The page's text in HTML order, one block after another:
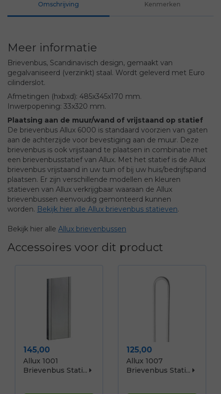
Omschrijving Kenmerken
Meer informatie
Brievenbus, Scandinavisch design, gemaakt van
gegalvaniseerd (verzinkt) staal. Wordt geleverd met Euro
cilinderslot.
Afmetingen (hxbxd): 485x345x170 mm.
Inwerpopening: 33x320 mm.
Plaatsing aan de muur/wand of vrijstaand op statief
De brievenbus Allux 6000 is standaard voorzien van gaten
aan de achterzijde voor bevestiging aan de muur. Deze
brievenbus is ook vrijstaand te plaatsen in combinatie met
een brievenbusstatief van Allux. Met het statief is de Allux
brievenbus vrijstaand in uw tuin of bij uw huis/bedrijfspand
plaatsen. Er zijn verschillende modellen en kleuren
statieven van Allux verkrijgbaar waaraan de Allux
brievenbussen eenvoudig gemonteerd kunnen
worden. Bekijk hier alle Allux brievenbus statieven.
Bekijk hier alle Allux brievenbussen
Accessoires voor dit product
Prijs
145,00
Allux 1001
Brievenbus Stati...
Prijs
125,00
Allux 1007
Brievenbus Stati...